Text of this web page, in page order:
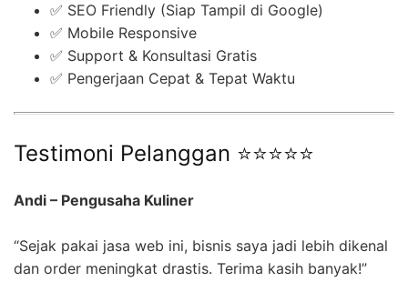
✅ SEO Friendly (Siap Tampil di Google)
✅ Mobile Responsive
✅ Support & Konsultasi Gratis
✅ Pengerjaan Cepat & Tepat Waktu
Testimoni Pelanggan ⭐⭐⭐⭐⭐
Andi – Pengusaha Kuliner
“Sejak pakai jasa web ini, bisnis saya jadi lebih dikenal
dan order meningkat drastis. Terima kasih banyak!”